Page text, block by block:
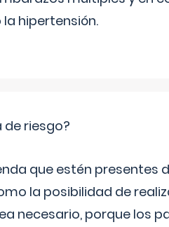
hipertensión.
de riesgo?
que estén presentes
la posibilidad de
necesario, porque los